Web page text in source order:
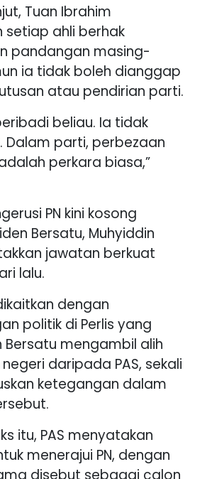
Tuan Ibrahim
setiap ahli berhak
pandangan masing-
ia tidak boleh dianggap
atau pendirian parti.
beliau. Ia tidak
Dalam parti, perbezaan
perkara biasa,”
PN kini kosong
Bersatu, Muhyiddin
jawatan berkuat
lalu.
dengan
politik di Perlis yang
Bersatu mengambil alih
daripada PAS, sekali
ketegangan dalam
itu, PAS menyatakan
menerajui PN, dengan
disebut sebagai calon